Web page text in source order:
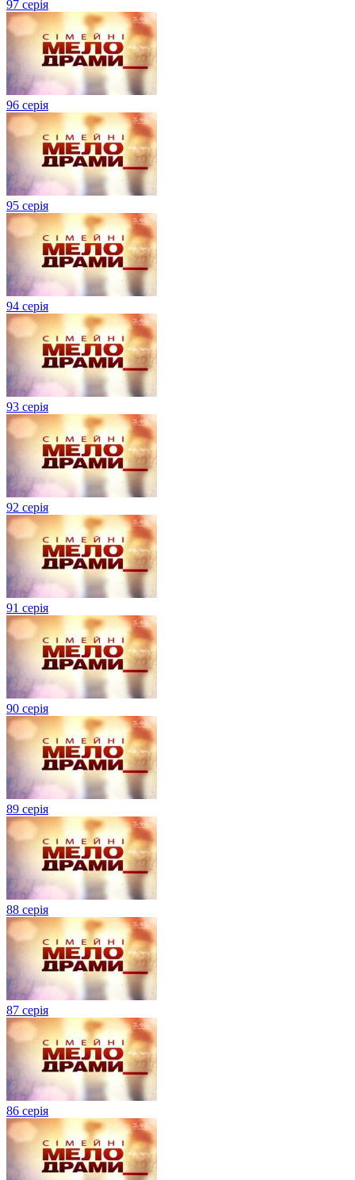
97 серія
96 серія
95 серія
94 серія
93 серія
92 серія
91 серія
90 серія
89 серія
88 серія
87 серія
86 серія